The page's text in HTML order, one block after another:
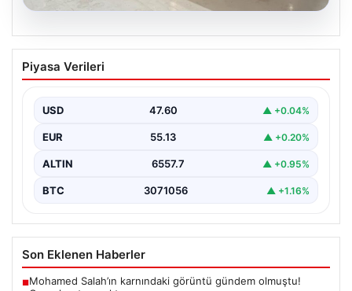
04.08.2026
Açık Alan Yaşam alanlarında Konfor ve
bahçe mutfağı Çözümleri
evlerin en değerli bölümlerinden parçası gelmiştir.
Bahçeyle iç…
Piyasa Verileri
USD 47.60 ▲ +0.04%
EUR 55.13 ▲ +0.20%
ALTIN 6557.7 ▲ +0.95%
BTC 3071056 ▲ +1.16%
Son Eklenen Haberler
■Mohamed Salah’ın karnındaki görüntü gündem olmuştu!